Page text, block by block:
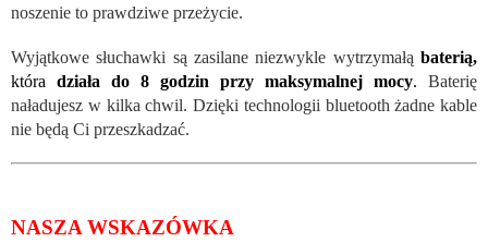
noszenie to prawdziwe przeżycie.
Wyjątkowe słuchawki są zasilane niezwykle wytrzymałą baterią,
która działa do 8 godzin przy maksymalnej mocy. Baterię
naładujesz w kilka chwil. Dzięki technologii bluetooth żadne kable
nie będą Ci przeszkadzać.
NASZA WSKAZÓWKA